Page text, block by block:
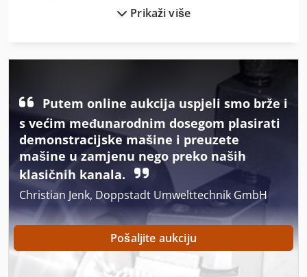
Iz Pijeska Pjeskarenje
Pahuljica Za Led
Platforma Tip Mb
Pojas Za Posuđe
Pokloni Se Léger
Pokloni Za Novinare
Posude Za Pohranu
Povući Za Novinare
Prikaži više
Putem online aukcija uspjeli smo brže i
s većim međunarodnim dosegom plasirati
demonstracijske mašine i preuzete
mašine u zamjenu nego preko naših
klasičnih kanala.
Christian Jenk, Doppstadt Umwelttechnik GmbH
Pošaljite aukciju